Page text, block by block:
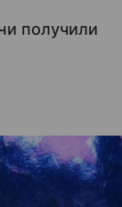
получили